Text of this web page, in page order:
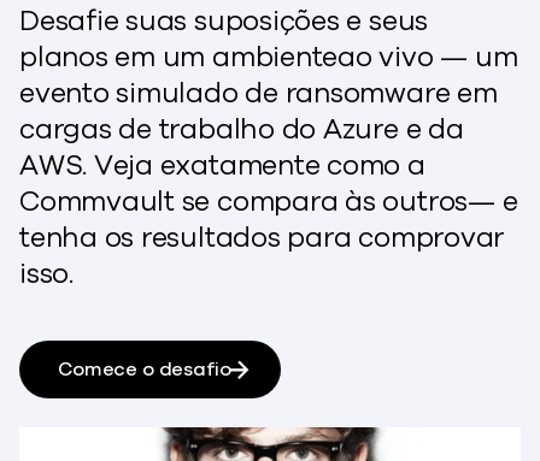
Desafie suas suposições e seus
planos em um ambienteao vivo — um
evento simulado de ransomware em
cargas de trabalho do Azure e da
AWS. Veja exatamente como a
Commvault se compara às outros— e
tenha os resultados para comprovar
isso.
Comece o desafio